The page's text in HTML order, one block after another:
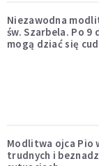
Niezawodna
św. Szarbela. Po 9
mogą dziać się
Modlitwa ojca Pio
trudnych i